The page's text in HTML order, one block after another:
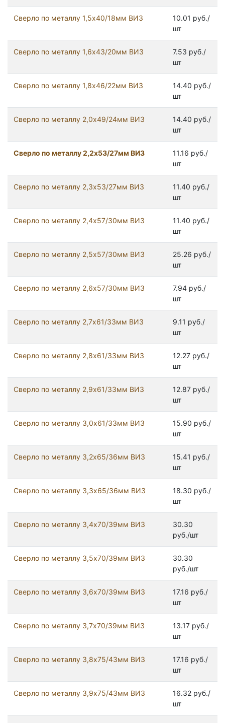
Сверло по металлу 1,5х40/18мм ВИЗ
10.01 руб./
шт
Сверло по металлу 1,6х43/20мм ВИЗ
7.53 руб./
шт
Сверло по металлу 1,8х46/22мм ВИЗ
14.40 руб./
шт
Сверло по металлу 2,0х49/24мм ВИЗ
14.40 руб./
шт
Сверло по металлу 2,2х53/27мм ВИЗ
11.16 руб./
шт
Сверло по металлу 2,3х53/27мм ВИЗ
11.40 руб./
шт
Сверло по металлу 2,4х57/30мм ВИЗ
11.40 руб./
шт
Сверло по металлу 2,5х57/30мм ВИЗ
25.26 руб./
шт
Сверло по металлу 2,6х57/30мм ВИЗ
7.94 руб./
шт
Сверло по металлу 2,7х61/33мм ВИЗ
9.11 руб./
шт
Сверло по металлу 2,8х61/33мм ВИЗ
12.27 руб./
шт
Сверло по металлу 2,9х61/33мм ВИЗ
12.87 руб./
шт
Сверло по металлу 3,0х61/33мм ВИЗ
15.90 руб./
шт
Сверло по металлу 3,2х65/36мм ВИЗ
15.41 руб./
шт
Сверло по металлу 3,3х65/36мм ВИЗ
18.30 руб./
шт
Сверло по металлу 3,4х70/39мм ВИЗ
30.30
руб./шт
Сверло по металлу 3,5х70/39мм ВИЗ
30.30
руб./шт
Сверло по металлу 3,6х70/39мм ВИЗ
17.16 руб./
шт
Сверло по металлу 3,7х70/39мм ВИЗ
13.17 руб./
шт
Сверло по металлу 3,8х75/43мм ВИЗ
17.16 руб./
шт
Сверло по металлу 3,9х75/43мм ВИЗ
16.32 руб./
шт